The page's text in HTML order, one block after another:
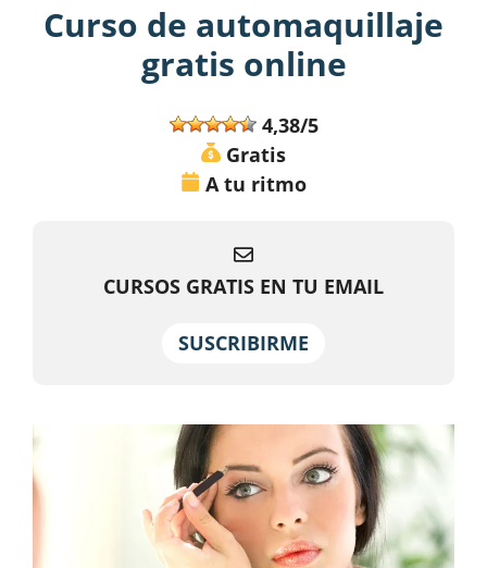
Curso de automaquillaje
gratis online
4,38/5
Gratis
A tu ritmo
CURSOS GRATIS EN TU EMAIL
SUSCRIBIRME